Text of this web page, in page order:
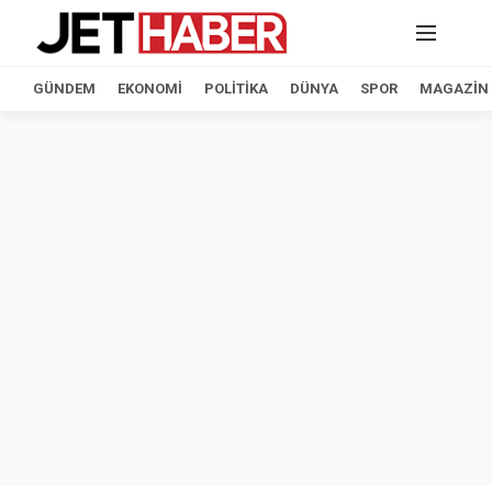
GÜNDEM EKONOMI POLITIKA DÜNYA SPOR MAGAZIN